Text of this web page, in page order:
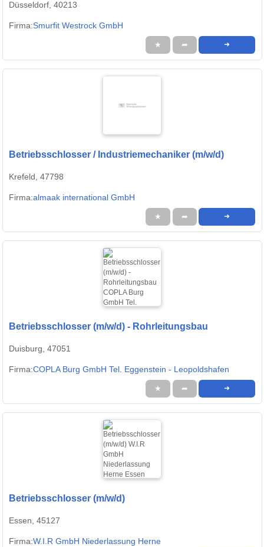
Düsseldorf, 40213
Firma:Smurfit Westrock GmbH
★ ➦ ➜
Betriebsschlosser / Industriemechaniker (m/w/d)
Krefeld, 47798
Firma:almaak international GmbH
★ ➦ ➜
Betriebsschlosser (m/w/d) - Rohrleitungsbau
Duisburg, 47051
Firma:COPLA Burg GmbH Tel. Eggenstein - Leopoldshafen
★ ➦ ➜
Betriebsschlosser (m/w/d)
Essen, 45127
Firma:W.I.R GmbH Niederlassung Herne